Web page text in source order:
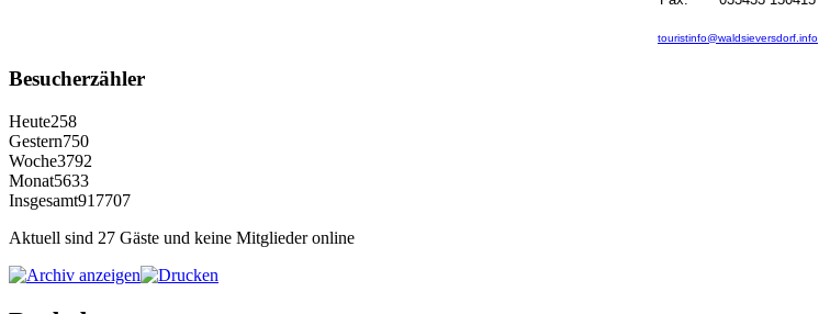
touristinfo@waldsieversdorf.info
Besucherzähler
Heute258
Gestern750
Woche3792
Monat5633
Insgesamt917707
Aktuell sind 27 Gäste und keine Mitglieder online